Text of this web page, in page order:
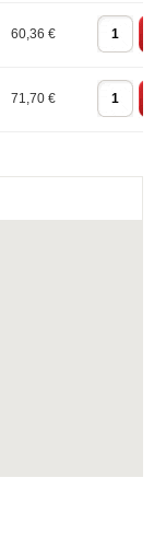
60,36 €
71,70 €